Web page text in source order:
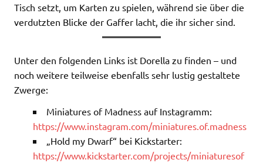
Tisch setzt, um Karten zu spielen, während sie über die
verdutzten Blicke der Gaffer lacht, die ihr sicher sind.
Unter den folgenden Links ist Dorella zu finden – und
noch weitere teilweise ebenfalls sehr lustig gestaltete
Zwerge:
Miniatures of Madness auf Instagramm:
https://www.instagram.com/miniatures.of.madness
„Hold my Dwarf“ bei Kickstarter:
https://www.kickstarter.com/projects/miniaturesof